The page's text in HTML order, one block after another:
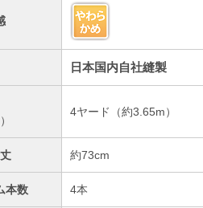
日本国内自社縫製
4ヤード（約3.65m）
約73cm
本数 4本